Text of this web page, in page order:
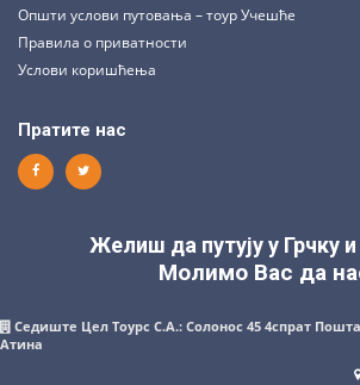
Општи услови путовања – тоур Учешће
Правила о приватности
Услови коришћења
Пратите нас
Желиш да путују у Грчку
Молимо Вас да
Седиште Цел Тоурс С.А.: Солонос 45 4спрат
Атина